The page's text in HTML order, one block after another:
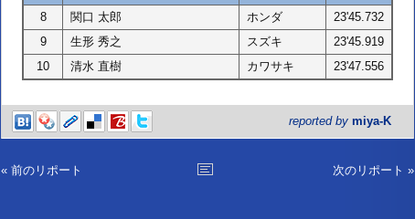
8
関口 太郎 ホンダ
23'45.732
9
生形 秀之 スズキ
23'45.919
10
清水 直樹 カワサキ 23'47.556
reported by miya-K
« 前のリポート 次のリポート »